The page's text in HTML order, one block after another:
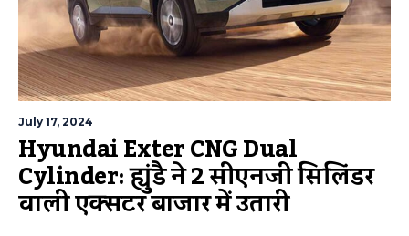
July 17, 2024
Hyundai Exter CNG Dual
Cylinder: ह्युंडै ने 2 सीएनजी सिलिंडर
वाली एक्सटर बाजार में उतारी